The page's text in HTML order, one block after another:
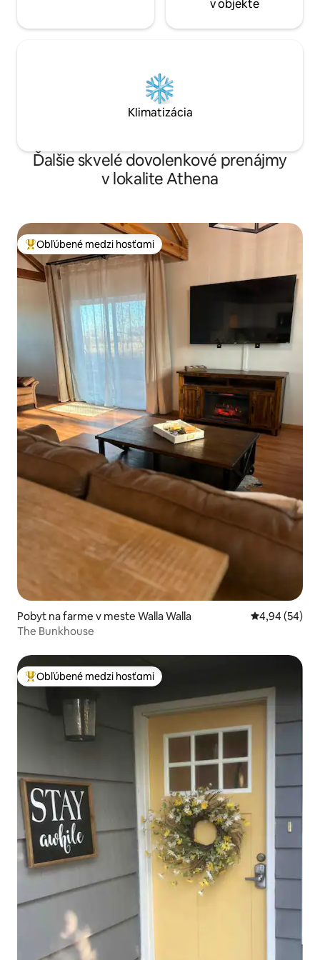
v objekte
Klimatizácia
Ďalšie skvelé dovolenkové prenájmy
v lokalite Athena
Najobľúbenejšie medzi hosťami
Obľúbené medzi hosťami
Pobyt na farme v meste Walla Walla Priemerné
4,94 (54)
The Bunkhouse
Najobľúbenejšie medzi hosťami
Obľúbené medzi hosťami